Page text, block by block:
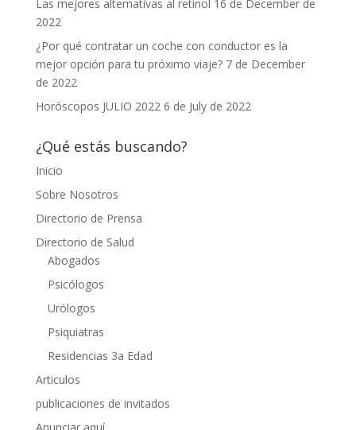
Las mejores alternativas al retinol 16 de December de
2022
¿Por qué contratar un coche con conductor es la
mejor opción para tu próximo viaje? 7 de December
de 2022
Horóscopos JULIO 2022 6 de July de 2022
¿Qué estás buscando?
Inicio
Sobre Nosotros
Directorio de Prensa
Directorio de Salud
Abogados
Psicólogos
Urólogos
Psiquiatras
Residencias 3a Edad
Articulos
publicaciones de invitados